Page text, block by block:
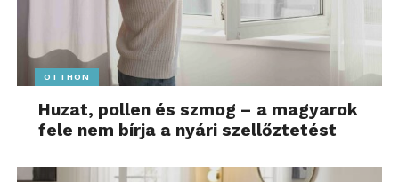
OTTHON
Huzat, pollen és szmog – a magyarok
fele nem bírja a nyári szellőztetést